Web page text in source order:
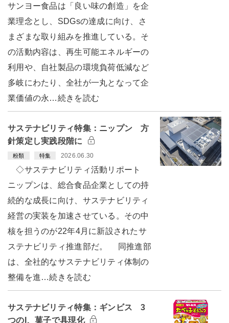
サンヨー食品は「良い味の創造」を企
業理念とし、SDGsの達成に向け、さ
まざまな取り組みを推進している。そ
の活動内容は、再生可能エネルギーの
利用や、自社製品の環境負荷低減など
多岐にわたり、全社が一丸となって企
業価値の永…続きを読む
サステナビリティ特集：ニップン 方
針策定し実践段階に
粉類 特集 2026.06.30
◇サステナビリティ活動リポート
ニップンは、総合食品企業としての持
続的な成長に向け、サステナビリティ
経営の実装を加速させている。その中
核を担うのが22年4月に新設されたサ
ステナビリティ推進部だ。 同推進部
は、全社的なサステナビリティ体制の
整備を進…続きを読む
サステナビリティ特集：ギンビス 3
つのI、菓子で具現化